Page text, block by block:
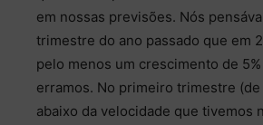
em nossas previsões. Nós
trimestre do ano passado que em
pelo menos um crescimento de 5%
erramos. No primeiro trimestre (de
abaixo da velocidade que tivemos